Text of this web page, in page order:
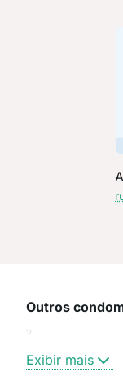
Outros
?
Exibir mais